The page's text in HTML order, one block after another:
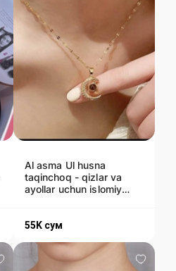
Al asma Ul husna
taqinchoq - qizlar va
ayollar uchun islomiy
55K сум